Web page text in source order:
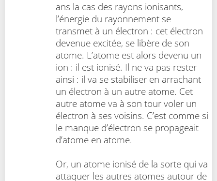
ans la cas des rayons ionisants,
l’énergie du rayonnement se
transmet à un électron : cet électron
devenue excitée, se libère de son
atome. L’atome est alors devenu un
ion : il est ionisé. Il ne va pas rester
ainsi : il va se stabiliser en arrachant
un électron à un autre atome. Cet
autre atome va à son tour voler un
électron à ses voisins. C’est comme si
le manque d’électron se propageait
d’atome en atome.
Or, un atome ionisé de la sorte qui va
attaquer les autres atomes autour de